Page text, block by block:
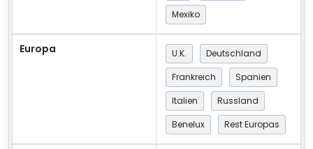
Mexiko
Europa U.K.
Deutschland
Frankreich
Spanien
Italien
Russland
Benelux
Rest Europas